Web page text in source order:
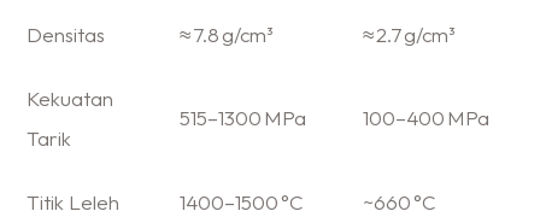
Densitas ≈ 7.8 g/cm³ ≈ 2.7 g/cm³
Kekuatan
Tarik
515–1300 MPa 100–400 MPa
Titik Leleh 1400–1500 °C ~660 °C